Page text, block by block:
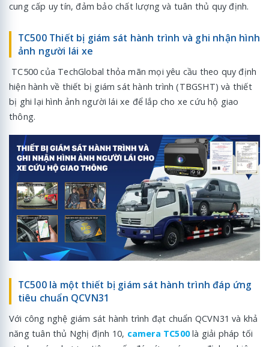
cung cấp uy tín, đảm bảo chất lượng và tuân thủ quy định.
TC500 Thiết bị giám sát hành trình và ghi nhận hình
ảnh người lái xe
TC500 của TechGlobal thỏa mãn mọi yêu cầu theo quy định
hiện hành về thiết bị giám sát hành trình (TBGSHT) và thiết
bị ghi lại hình ảnh người lái xe để lắp cho xe cứu hộ giao
thông.
TC500 là một thiết bị giám sát hành trình đáp ứng
tiêu chuẩn QCVN31
Với công nghệ giám sát hành trình đạt chuẩn QCVN31 và khả
năng tuân thủ Nghị định 10, camera TC500là giải pháp tối